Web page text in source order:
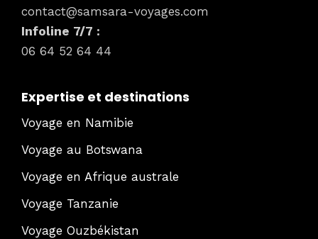
contact@samsara-voyages.com
Infoline 7/7 :
06 64 52 64 44
Expertise et destinations
Voyage en Namibie
Voyage au Botswana
Voyage en Afrique australe
Voyage Tanzanie
Voyage Ouzbékistan